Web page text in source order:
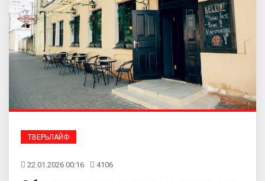
ТВЕРЬЛАЙФ
22.01.2026 00:16 4106